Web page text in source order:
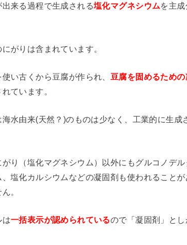
来る過程で生成される塩化マグネシウムを主
がりは含まれています。
い古くから豆腐が作られ、 豆腐を固めるため
ています。
水由来(天然？)のものは少なく、工業的に生成
り（塩化マグネシウム）以外にもグルコノデ
塩化カルシウムなどの凝固剤も使われること
。
は一括表示が認められているので「凝固剤」と